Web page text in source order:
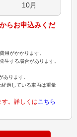
10月
らお申込みくだ
用がかかります。
生する場合があります。
ります。
過している車両は重量
。詳しくは こちら